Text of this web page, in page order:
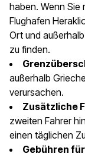
haben. Wenn Sie
Flughafen
Ort und
zu finden.
außerhalb
verursachen.
Zusätzliche
zweiten Fahrer
einen täglichen
Gebühren